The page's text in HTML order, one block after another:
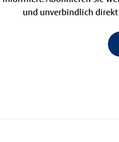
und unverbindlich direkt